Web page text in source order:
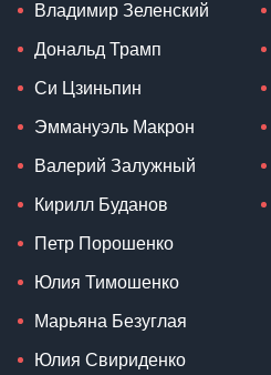
Владимир Зеленский
Дональд Трамп
Си Цзиньпин
Эммануэль Макрон
Валерий Залужный
Кирилл Буданов
Петр Порошенко
Юлия Тимошенко
Марьяна Безуглая
Юлия Свириденко